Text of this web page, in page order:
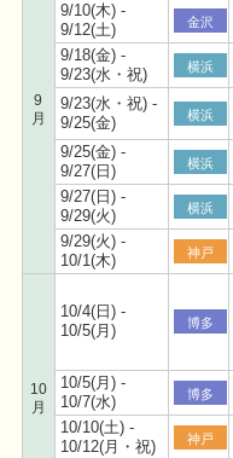
9
月
9/10(木) -
9/12(土)
金沢
9/18(金) -
9/23(水・祝)
横浜
9/23(水・祝) -
9/25(金)
横浜
9/25(金) -
9/27(日)
横浜
9/27(日) -
9/29(火)
横浜
9/29(火) -
10/1(木)
神戸
10
月
10/4(日) -
10/5(月)
博多
10/5(月) -
10/7(水)
博多
10/10(土) -
10/12(月・祝)
神戸